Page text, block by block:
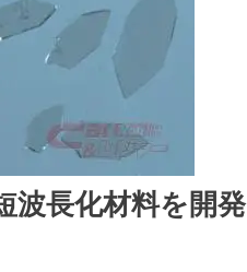
波長化材料を開発